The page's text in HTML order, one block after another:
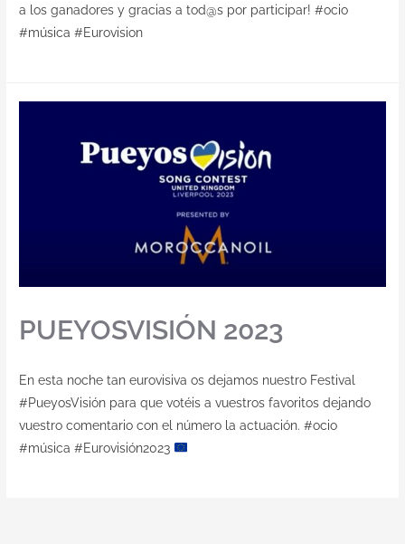
a los ganadores y gracias a tod@s por participar! #ocio
#música #Eurovision
PUEYOSVISIÓN 2023
En esta noche tan eurovisiva os dejamos nuestro Festival
#PueyosVisión para que votéis a vuestros favoritos dejando
vuestro comentario con el número la actuación. #ocio
#música #Eurovisión2023